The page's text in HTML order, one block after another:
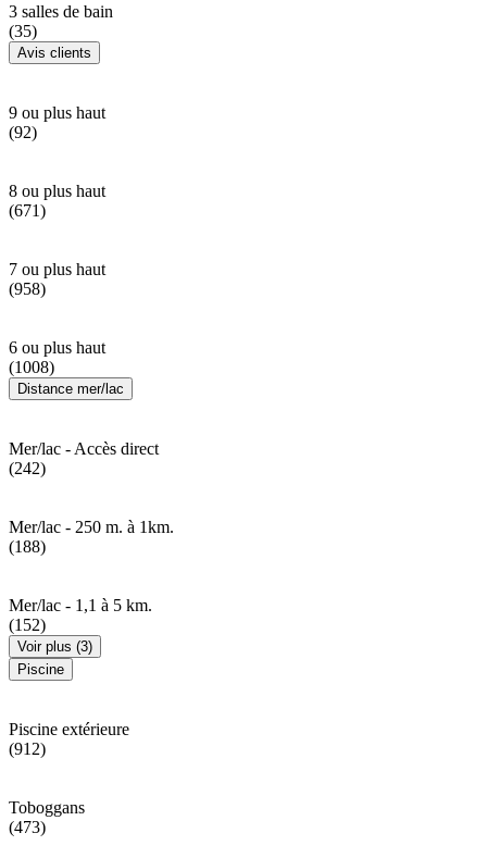
3 salles de bain
(35)
Avis clients
9 ou plus haut
(92)
8 ou plus haut
(671)
7 ou plus haut
(958)
6 ou plus haut
(1008)
Distance mer/lac
Mer/lac - Accès direct
(242)
Mer/lac - 250 m. à 1km.
(188)
Mer/lac - 1,1 à 5 km.
(152)
Voir plus (3)
Piscine
Piscine extérieure
(912)
Toboggans
(473)